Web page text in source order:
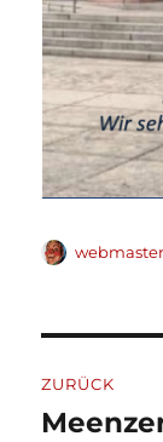
Autor
ZURÜCK
Vorheriger